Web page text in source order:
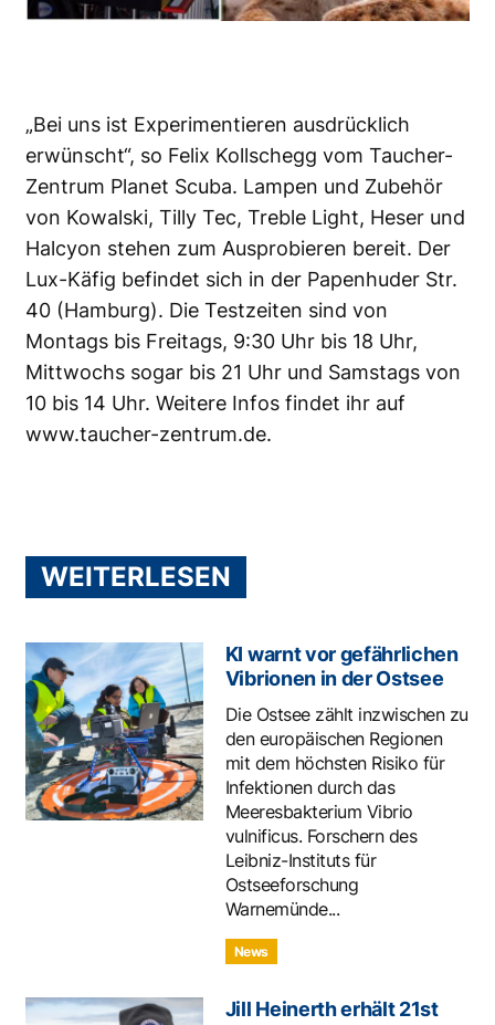
„Bei uns ist Experimentieren ausdrücklich
erwünscht“, so Felix Kollschegg vom Taucher-
Zentrum Planet Scuba. Lampen und Zubehör
von Kowalski, Tilly Tec, Treble Light, Heser und
Halcyon stehen zum Ausprobieren bereit. Der
Lux-Käfig befindet sich in der Papenhuder Str.
40 (Hamburg). Die Testzeiten sind von
Montags bis Freitags, 9:30 Uhr bis 18 Uhr,
Mittwochs sogar bis 21 Uhr und Samstags von
10 bis 14 Uhr. Weitere Infos findet ihr auf
www.taucher-zentrum.de.
WEITERLESEN
KI warnt vor gefährlichen
Vibrionen in der Ostsee
Die Ostsee zählt inzwischen zu
den europäischen Regionen
mit dem höchsten Risiko für
Infektionen durch das
Meeresbakterium Vibrio
vulnificus. Forschern des
Leibniz-Instituts für
Ostseeforschung
Warnemünde...
News
Jill Heinerth erhält 21st